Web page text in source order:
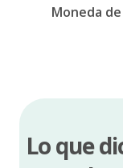
Moneda
Lo que